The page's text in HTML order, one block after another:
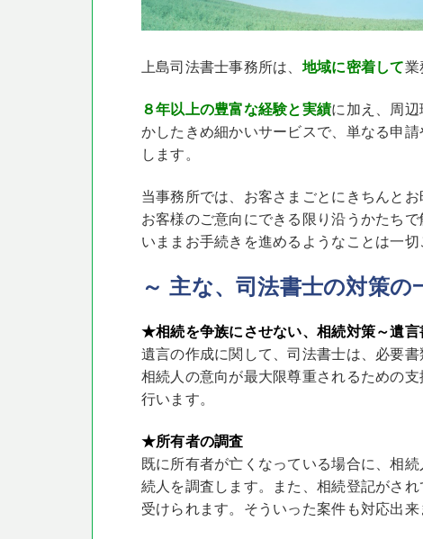
上島司法書士事務所は、 地域に密着して業
８年以上の豊富な経験と実績に加え、周
かした きめ細かいサービスで、単なる申
します。
当事務所では、お客さまごとにきちんとお
お客様のご意向にできる限り沿うかたち
いまま お手続きを進めるようなことは一
～ 主な、司法書士の対策の
★相続を争族にさせない、相続対策～遺言
遺言の作成に関して、司法書士は、必要
相続人の意向が最大限尊重されるための
行います。
★所有者の調査
既に所有者が亡くなっている場合に、相
続人を調査します。また、相続登記がさ
受けられます。そういった案件も対応出来